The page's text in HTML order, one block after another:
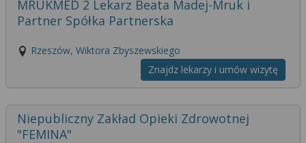
MRUKMED 2 Lekarz Beata Madej-Mruk i
Partner Spółka Partnerska
Rzeszów, Wiktora Zbyszewskiego
Znajdz lekarzy i umów wizytę
Niepubliczny Zakład Opieki Zdrowotnej
"FEMINA"